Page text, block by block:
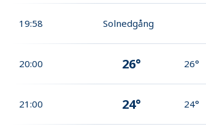
19:58 Solnedgång
20:00 26° 26°
21:00 24° 24°